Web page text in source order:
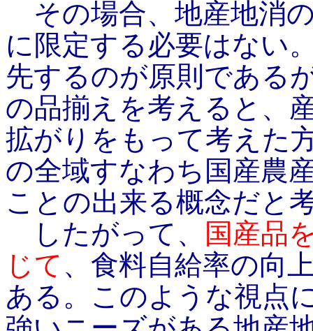
その場合、地産地消
に限定する必要はない
先するのが原則である
の品揃えを考えると、
拡がりをもって考えた
の全域すなわち国産農
ことの出来る概念だと
したがって、
国産品
じて 、食料自給率の向
ある。このような視点